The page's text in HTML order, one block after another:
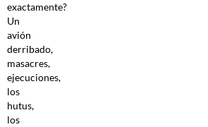
exactamente?
Un
avión
derribado,
masacres,
ejecuciones,
los
hutus,
los